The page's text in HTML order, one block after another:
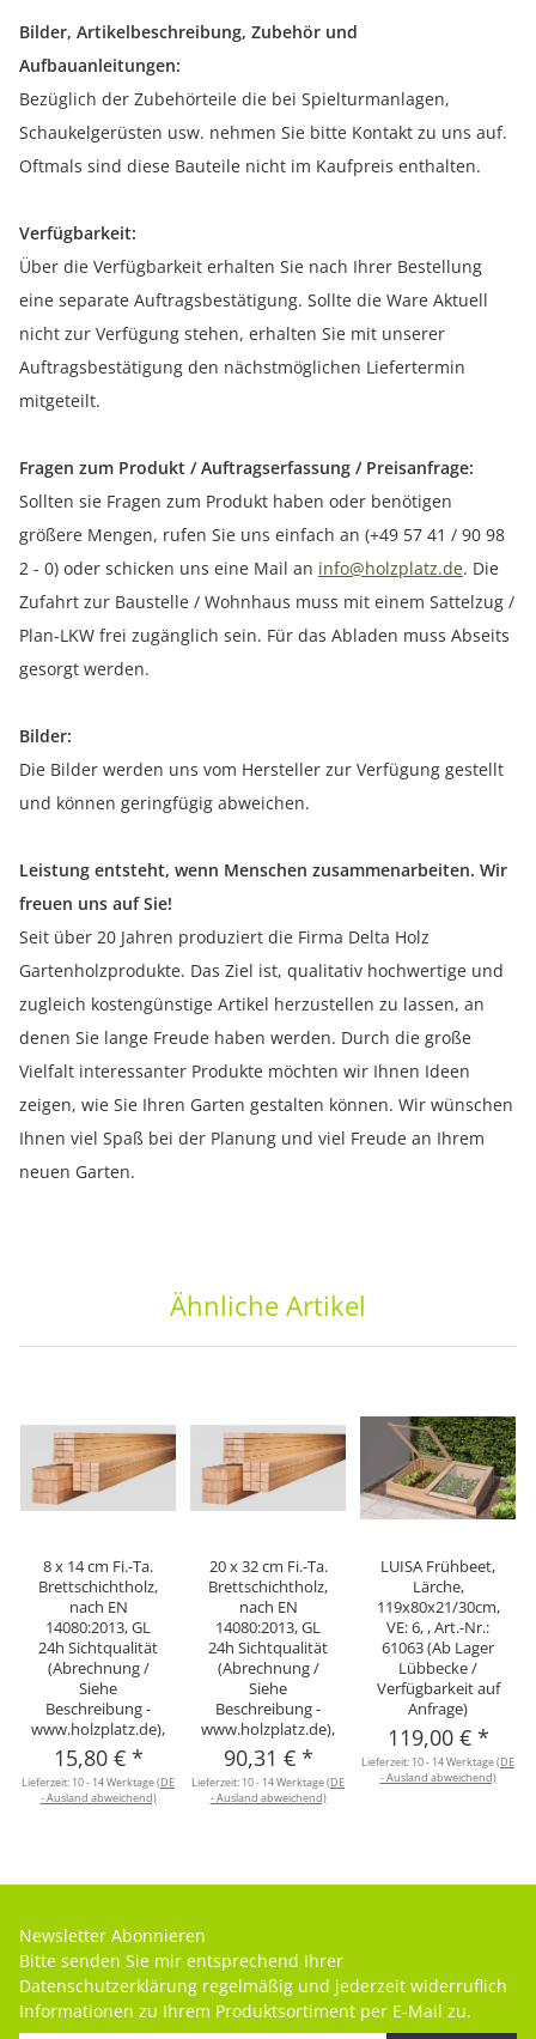
Bilder, Artikelbeschreibung, Zubehör und
Aufbauanleitungen:
Bezüglich der Zubehörteile die bei Spielturmanlagen,
Schaukelgerüsten usw. nehmen Sie bitte Kontakt zu uns auf.
Oftmals sind diese Bauteile nicht im Kaufpreis enthalten.
Verfügbarkeit:
Über die Verfügbarkeit erhalten Sie nach Ihrer Bestellung
eine separate Auftragsbestätigung. Sollte die Ware Aktuell
nicht zur Verfügung stehen, erhalten Sie mit unserer
Auftragsbestätigung den nächstmöglichen Liefertermin
mitgeteilt.
Fragen zum Produkt / Auftragserfassung / Preisanfrage:
Sollten sie Fragen zum Produkt haben oder benötigen
größere Mengen, rufen Sie uns einfach an (+49 57 41 / 90 98
2 - 0) oder schicken uns eine Mail an info@holzplatz.de. Die
Zufahrt zur Baustelle / Wohnhaus muss mit einem Sattelzug /
Plan-LKW frei zugänglich sein. Für das Abladen muss Abseits
gesorgt werden.
Bilder:
Die Bilder werden uns vom Hersteller zur Verfügung gestellt
und können geringfügig abweichen.
Leistung entsteht, wenn Menschen zusammenarbeiten. Wir
freuen uns auf Sie!
Seit über 20 Jahren produziert die Firma Delta Holz
Gartenholzprodukte. Das Ziel ist, qualitativ hochwertige und
zugleich kostengünstige Artikel herzustellen zu lassen, an
denen Sie lange Freude haben werden. Durch die große
Vielfalt interessanter Produkte möchten wir Ihnen Ideen
zeigen, wie Sie Ihren Garten gestalten können. Wir wünschen
Ihnen viel Spaß bei der Planung und viel Freude an Ihrem
neuen Garten.
Ähnliche Artikel
8 x 14 cm Fi.-Ta.
Brettschichtholz,
nach EN
14080:2013, GL
24h Sichtqualität
(Abrechnung /
Siehe
Beschreibung -
www.holzplatz.de),
15,80 € *
Lieferzeit: 10 - 14 Werktage(DE
- Ausland abweichend)
20 x 32 cm Fi.-Ta.
Brettschichtholz,
nach EN
14080:2013, GL
24h Sichtqualität
(Abrechnung /
Siehe
Beschreibung -
www.holzplatz.de),
90,31 € *
Lieferzeit: 10 - 14 Werktage(DE
- Ausland abweichend)
LUISA Frühbeet,
Lärche,
119x80x21/30cm,
VE: 6, , Art.-Nr.:
61063 (Ab Lager
Lübbecke /
Verfügbarkeit auf
Anfrage)
119,00 € *
Lieferzeit: 10 - 14 Werktage(DE
- Ausland abweichend)
Newsletter Abonnieren
Bitte senden Sie mir entsprechend Ihrer
Datenschutzerklärung regelmäßig und jederzeit widerruflich
Informationen zu Ihrem Produktsortiment per E-Mail zu.